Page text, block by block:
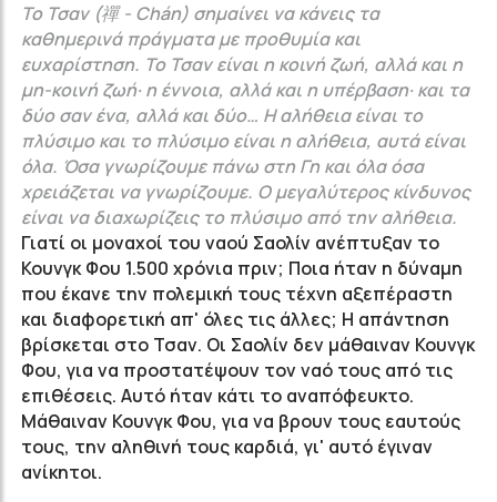
Το Τσαν (禪 - Chán) σημαίνει να κάνεις τα
καθημερινά πράγματα με προθυμία και
ευχαρίστηση. Το Τσαν είναι η κοινή ζωή, αλλά και η
μη-κοινή ζωή· η έννοια, αλλά και η υπέρβαση· και τα
δύο σαν ένα, αλλά και δύο… Η αλήθεια είναι το
πλύσιμο και το πλύσιμο είναι η αλήθεια, αυτά είναι
όλα. Όσα γνωρίζουμε πάνω στη Γη και όλα όσα
χρειάζεται να γνωρίζουμε. Ο μεγαλύτερος κίνδυνος
είναι να διαχωρίζεις το πλύσιμο από την αλήθεια.
Γιατί οι μοναχοί του ναού Σαολίν ανέπτυξαν το
Κουνγκ Φου 1.500 χρόνια πριν; Ποια ήταν η δύναμη
που έκανε την πολεμική τους τέχνη αξεπέραστη
και διαφορετική απ' όλες τις άλλες; Η απάντηση
βρίσκεται στο Τσαν. Οι Σαολίν δεν μάθαιναν Κουνγκ
Φου, για να προστατέψουν τον ναό τους από τις
επιθέσεις. Αυτό ήταν κάτι το αναπόφευκτο.
Μάθαιναν Κουνγκ Φου, για να βρουν τους εαυτούς
τους, την αληθινή τους καρδιά, γι' αυτό έγιναν
ανίκητοι.